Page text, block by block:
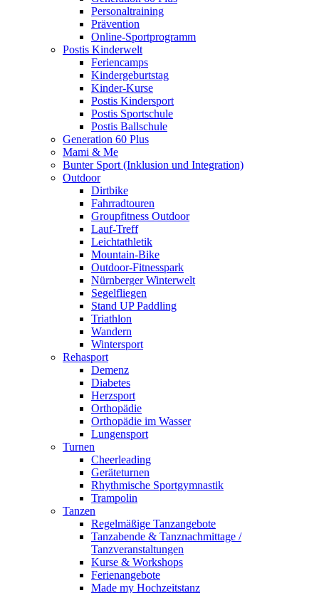
Personaltraining
Prävention
Online-Sportprogramm
Postis Kinderwelt
Feriencamps
Kindergeburtstag
Kinder-Kurse
Postis Kindersport
Postis Sportschule
Postis Ballschule
Generation 60 Plus
Mami & Me
Bunter Sport (Inklusion und Integration)
Outdoor
Dirtbike
Fahrradtouren
Groupfitness Outdoor
Lauf-Treff
Leichtathletik
Mountain-Bike
Outdoor-Fitnesspark
Nürnberger Winterwelt
Segelfliegen
Stand UP Paddling
Triathlon
Wandern
Wintersport
Rehasport
Demenz
Diabetes
Herzsport
Orthopädie
Orthopädie im Wasser
Lungensport
Turnen
Cheerleading
Geräteturnen
Rhythmische Sportgymnastik
Trampolin
Tanzen
Regelmäßige Tanzangebote
Tanzabende & Tanznachmittage /
Tanzveranstaltungen
Kurse & Workshops
Ferienangebote
Made my Hochzeitstanz